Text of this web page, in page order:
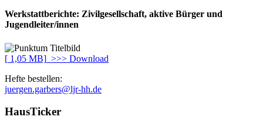
Werkstattberichte: Zivilgesellschaft, aktive Bürger und
Jugendleiter/innen
[ 1,05 MB] >>> Download
Hefte bestellen:
juergen.garbers@ljr-hh.de
HausTicker